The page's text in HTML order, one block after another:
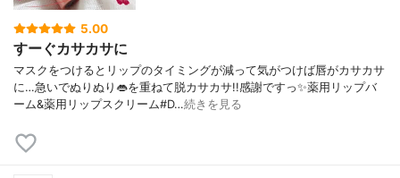
5.00
すーぐカサカサに
マスクをつけるとリップのタイミングが減って気がつけば唇がカサカサ
に…急いでぬりぬり👄を重ねて脱カサカサ!!感謝ですっ✨薬用リップバ
ーム&薬用リップスクリーム#D…続きを見る